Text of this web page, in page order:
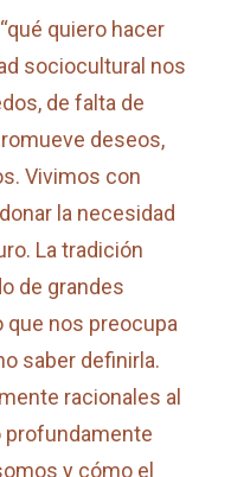
quiero hacer
sociocultural nos
de falta de
deseos,
Vivimos con
la necesidad
La tradición
de grandes
nos preocupa
saber definirla.
racionales al
y cómo el